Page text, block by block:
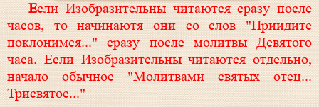
Если Изобразительны читаются сразу после
часов, то начинаютя они со слов "Приидите
поклонимся..." сразу после молитвы Девятого
часа. Если Изобразительны читаются отдельно,
начало обычное "Молитвами святых отец...
Трисвятое..."